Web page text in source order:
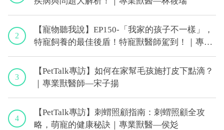
2
【寵物聽我說】EP150-「我家的孩子不一樣」，
特寵飼養的最佳後盾！特寵獸醫師駕到！｜專業
獸醫—侯彣
3
【PetTalk專訪】如何在家幫毛孩施打皮下點滴？
｜專業獸醫師—宋子揚
4
【PetTalk專訪】刺蝟照顧指南：刺蝟照顧全攻
略，萌寵的健康秘訣｜專業獸醫—侯彣